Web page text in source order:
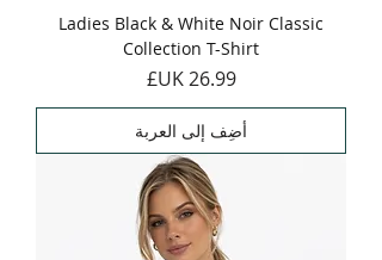
Ladies Black & White Noir Classic
Collection T-Shirt
السعر‏26.99 UK£
أضِف إلى العربة